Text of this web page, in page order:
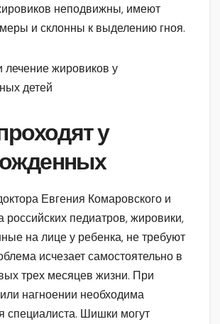
неподвижны, имеют
и склонны к выделению гноя.
у
Евгения Комаровского и
российских педиатров, жировики,
на лице у ребенка, не требуют
исчезает самостоятельно в
трех месяцев жизни. При
нагноении необходима
специалиста. Шишки могут